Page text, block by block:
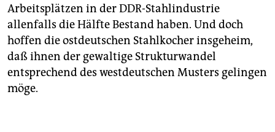
Arbeitsplätzen in der DDR-Stahlindustrie
allenfalls die Hälfte Bestand haben. Und doch
hoffen die ostdeutschen Stahlkocher insgeheim,
daß ihnen der gewaltige Strukturwandel
entsprechend des westdeutschen Musters gelingen
möge.